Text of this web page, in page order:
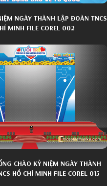
NGÀY THÀNH LẬP ĐOÀN TNCS
MINH FILE COREL 002
CHÀO KỶ NIỆM NGÀY THÀNH
HỒ CHÍ MINH FILE COREL 015